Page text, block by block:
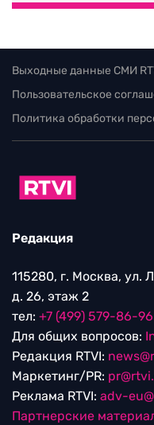
Выходные данные СМИ
Пользовательское
Политика обработки
Редакция
115280, г. Москва, ул.
д. 26, этаж 2
тел: +7 (499) 579-86-96
Для общих вопросов:
Редакция RTVI:
Маркетинг/PR:
Реклама RTVI: adv-
Партнерские